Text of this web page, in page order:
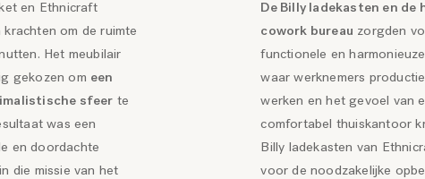
en Ethnicraft
krachten om de ruimte
Het meubilair
gekozen om een
sfeer te
was een
en doordachte
die missie van het
De Billy ladekasten en de
cowork bureau zorgden
functionele en
waar werknemers
werken en het gevoel van
comfortabel thuiskantoor
Billy ladekasten van
voor de noodzakelijke